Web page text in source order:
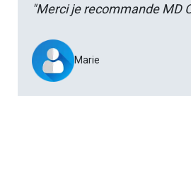
"Merci je recommande MD
Marie